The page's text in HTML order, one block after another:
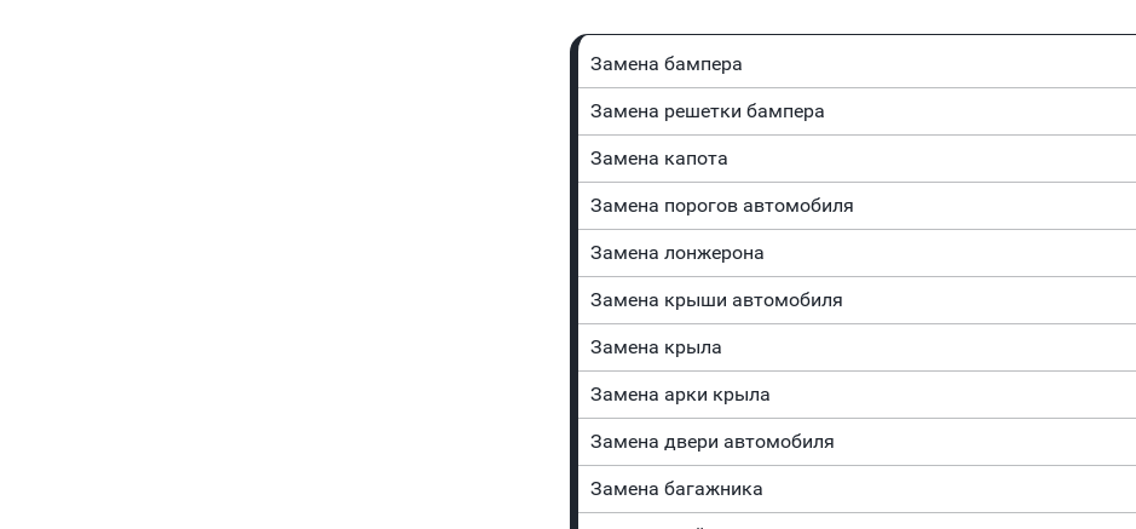
Замена бампера
Замена решетки бампера
Замена капота
Замена порогов автомобиля
Замена лонжерона
Замена крыши автомобиля
Замена крыла
Замена арки крыла
Замена двери автомобиля
Замена багажника